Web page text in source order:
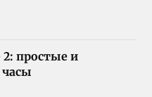
2: простые и